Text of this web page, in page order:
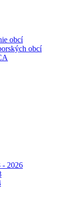
obcí
obcí
- 2026